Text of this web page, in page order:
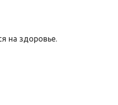
на здоровье.